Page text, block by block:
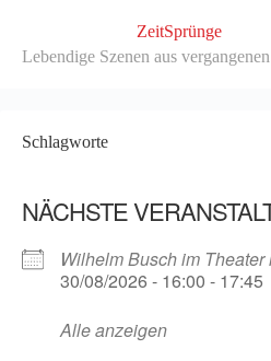
springen
ZeitSprünge
Lebendige Szenen aus
Schlagworte
NÄCHSTE
Wilhelm Busch im Theater
30/08/2026 - 16:00 - 17:45
Alle anzeigen